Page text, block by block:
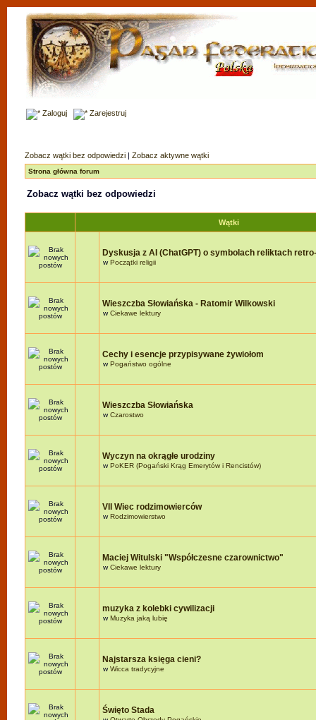
Zaloguj Zarejestruj
Zobacz wątki bez odpowiedzi | Zobacz aktywne wątki
Strona główna forum
Zobacz wątki bez odpowiedzi
Wątki
Dyskusja z AI (ChatGPT) o symbolach reliktach
wPoczątki religii
Wieszczba Słowiańska - Ratomir Wilkowski
wCiekawe lektury
Cechy i esencje przypisywane żywiołom
wPogaństwo ogólne
Wieszczba Słowiańska
wCzarostwo
Wyczyn na okrągłe urodziny
wPoKER (Pogański Krąg Emerytów i Rencistów)
VII Wiec rodzimowierców
wRodzimowierstwo
Maciej Witulski "Współczesne czarownictwo"
wCiekawe lektury
muzyka z kolebki cywilizacji
wMuzyka jaką lubię
Najstarsza księga cieni?
wWicca tradycyjne
Święto Stada